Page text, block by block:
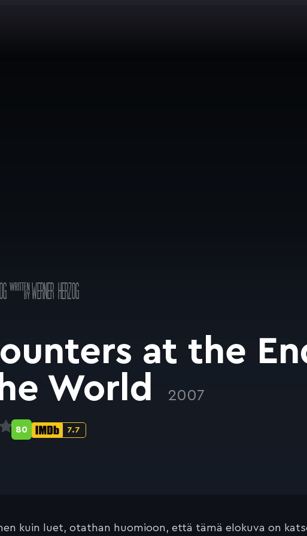
Käsikirjoitus
aWERNER HERZOG
at the
World
2007
IMDb-
7.7
Metascore-
80
kuin luet, otathan huomioon, että tämä elokuva on